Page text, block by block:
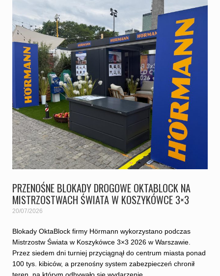
PRZENOŚNE BLOKADY DROGOWE OKTABLOCK NA
MISTRZOSTWACH ŚWIATA W KOSZYKÓWCE 3×3
20/07/2026
Blokady OktaBlock firmy Hörmann wykorzystano podczas
Mistrzostw Świata w Koszykówce 3×3 2026 w Warszawie.
Przez siedem dni turniej przyciągnął do centrum miasta ponad
100 tys. kibiców, a przenośny system zabezpieczeń chronił